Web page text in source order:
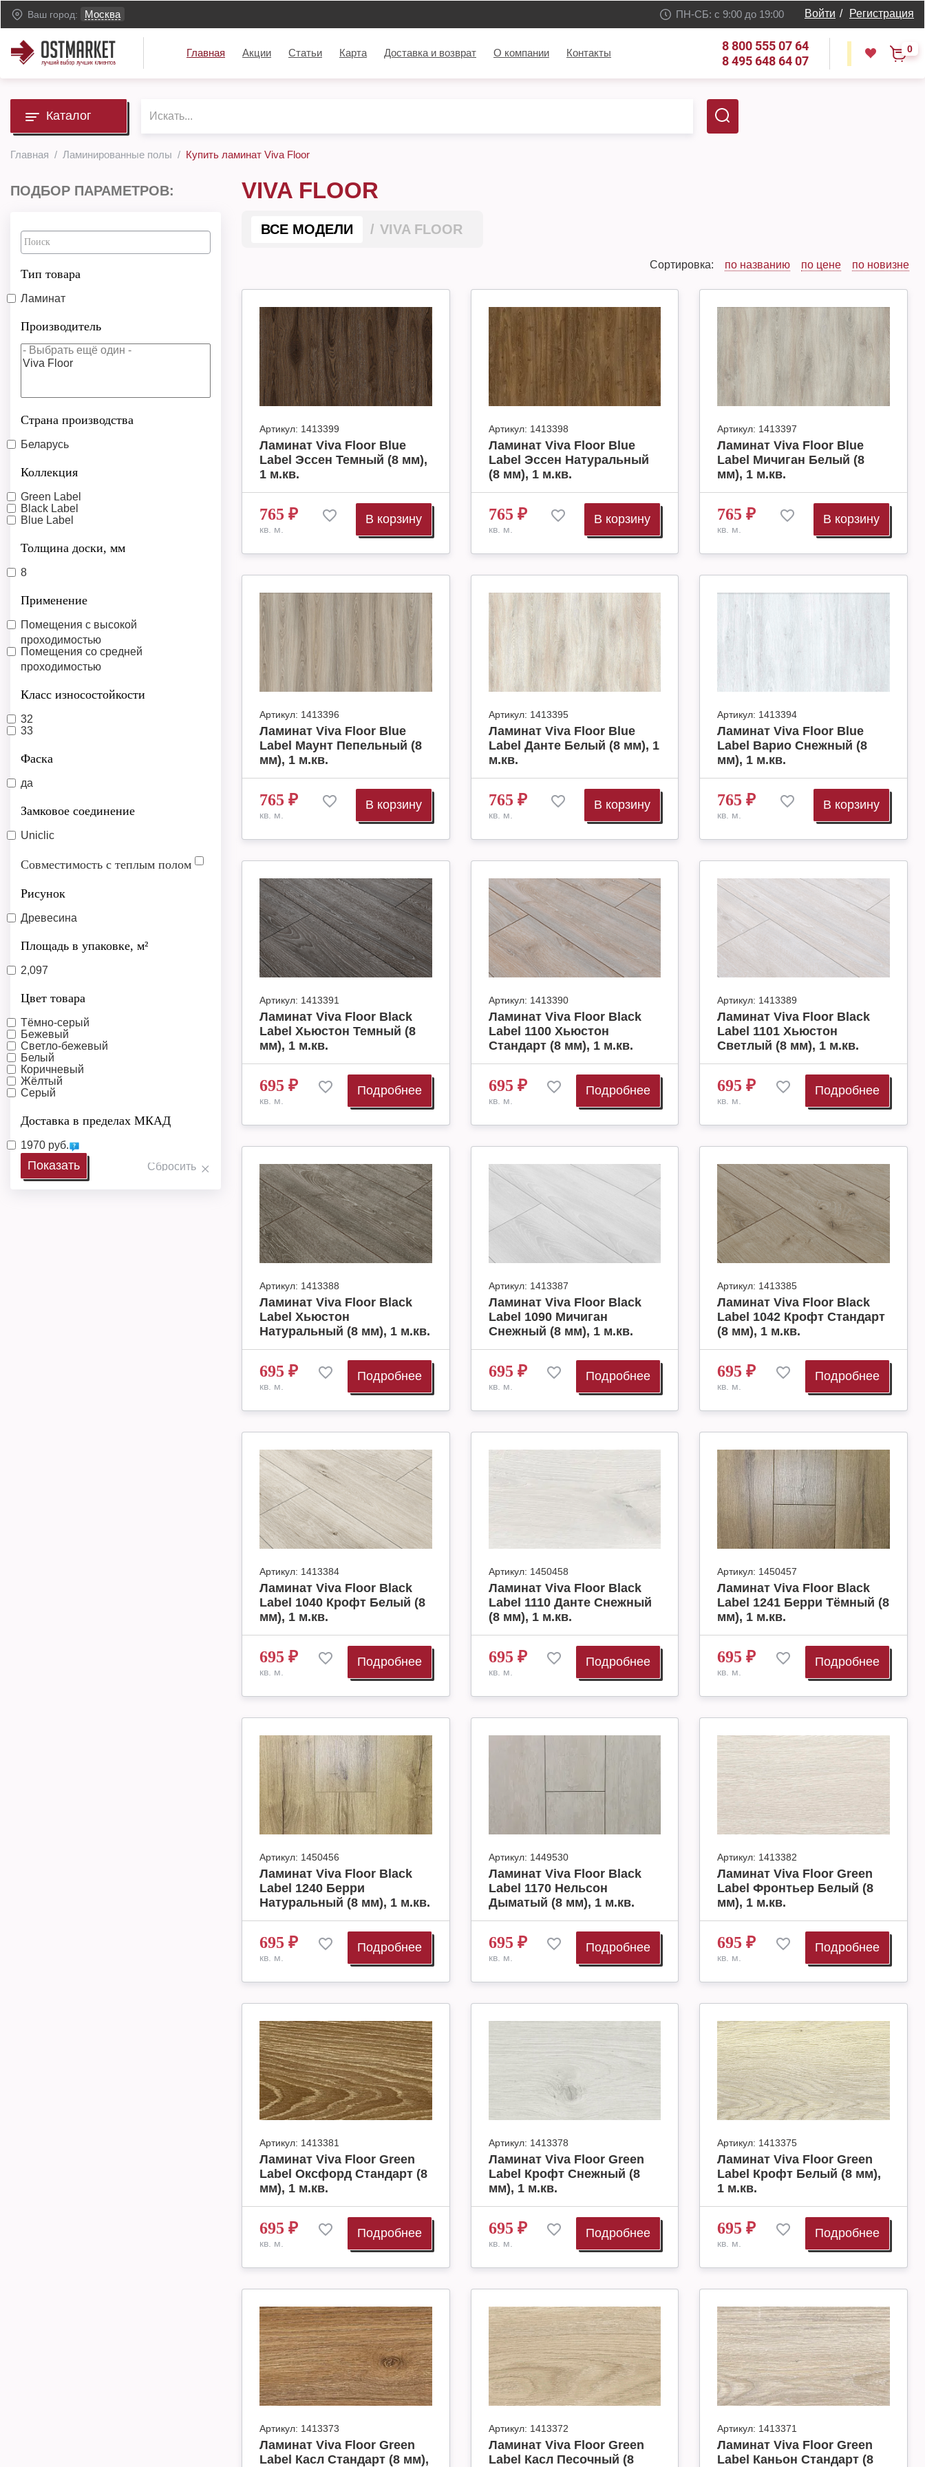
Ваш город: Москва ПН-СБ: с 9:00 до 19:00 Войти / Регистрация
Главная Акции Статьи Карта Доставка и возврат О компании Контакты
8 800 555 07 64
8 495 648 64 07
0
Каталог
Главная Ламинированные полы Купить ламинат Viva Floor
ПОДБОР ПАРАМЕТРОВ:
Тип товара
Ламинат
Производитель
Страна производства
Беларусь
Коллекция
Green Label
Black Label
Blue Label
Толщина доски, мм
8
Применение
Помещения с высокой
проходимостью
Помещения со средней
проходимостью
Класс износостойкости
32
33
Фаска
да
Замковое соединение
Uniclic
Совместимость с теплым полом
Рисунок
Древесина
Площадь в упаковке, м²
2,097
Цвет товара
Тёмно-серый
Бежевый
Светло-бежевый
Белый
Коричневый
Жёлтый
Серый
Доставка в пределах МКАД
1970 руб.
VIVA FLOOR
ВСЕ МОДЕЛИ VIVA FLOOR
Сортировка: по названию по цене по новизне
Артикул: 1413399
Ламинат Viva Floor Blue
Label Эссен Темный (8 мм),
1 м.кв.
765 ₽
кв. м.
В корзину
Артикул: 1413398
Ламинат Viva Floor Blue
Label Эссен Натуральный
(8 мм), 1 м.кв.
765 ₽
кв. м.
В корзину
Артикул: 1413397
Ламинат Viva Floor Blue
Label Мичиган Белый (8
мм), 1 м.кв.
765 ₽
кв. м.
В корзину
Артикул: 1413396
Ламинат Viva Floor Blue
Label Маунт Пепельный (8
мм), 1 м.кв.
765 ₽
кв. м.
В корзину
Артикул: 1413395
Ламинат Viva Floor Blue
Label Данте Белый (8 мм), 1
м.кв.
765 ₽
кв. м.
В корзину
Артикул: 1413394
Ламинат Viva Floor Blue
Label Варио Снежный (8
мм), 1 м.кв.
765 ₽
кв. м.
В корзину
Артикул: 1413391
Ламинат Viva Floor Black
Label Хьюстон Темный (8
мм), 1 м.кв.
695 ₽
кв. м.
Подробнее
Артикул: 1413390
Ламинат Viva Floor Black
Label 1100 Хьюстон
Стандарт (8 мм), 1 м.кв.
695 ₽
кв. м.
Подробнее
Артикул: 1413389
Ламинат Viva Floor Black
Label 1101 Хьюстон
Светлый (8 мм), 1 м.кв.
695 ₽
кв. м.
Подробнее
Артикул: 1413388
Ламинат Viva Floor Black
Label Хьюстон
Натуральный (8 мм), 1 м.кв.
695 ₽
кв. м.
Подробнее
Артикул: 1413387
Ламинат Viva Floor Black
Label 1090 Мичиган
Снежный (8 мм), 1 м.кв.
695 ₽
кв. м.
Подробнее
Артикул: 1413385
Ламинат Viva Floor Black
Label 1042 Крофт Стандарт
(8 мм), 1 м.кв.
695 ₽
кв. м.
Подробнее
Артикул: 1413384
Ламинат Viva Floor Black
Label 1040 Крофт Белый (8
мм), 1 м.кв.
695 ₽
кв. м.
Подробнее
Артикул: 1450458
Ламинат Viva Floor Black
Label 1110 Данте Снежный
(8 мм), 1 м.кв.
695 ₽
кв. м.
Подробнее
Артикул: 1450457
Ламинат Viva Floor Black
Label 1241 Берри Тёмный (8
мм), 1 м.кв.
695 ₽
кв. м.
Подробнее
Артикул: 1450456
Ламинат Viva Floor Black
Label 1240 Берри
Натуральный (8 мм), 1 м.кв.
695 ₽
кв. м.
Подробнее
Артикул: 1449530
Ламинат Viva Floor Black
Label 1170 Нельсон
Дыматый (8 мм), 1 м.кв.
695 ₽
кв. м.
Подробнее
Артикул: 1413382
Ламинат Viva Floor Green
Label Фронтьер Белый (8
мм), 1 м.кв.
695 ₽
кв. м.
Подробнее
Артикул: 1413381
Ламинат Viva Floor Green
Label Оксфорд Стандарт (8
мм), 1 м.кв.
695 ₽
кв. м.
Подробнее
Артикул: 1413378
Ламинат Viva Floor Green
Label Крофт Снежный (8
мм), 1 м.кв.
695 ₽
кв. м.
Подробнее
Артикул: 1413375
Ламинат Viva Floor Green
Label Крофт Белый (8 мм),
1 м.кв.
695 ₽
кв. м.
Подробнее
Артикул: 1413373
Ламинат Viva Floor Green
Label Касл Стандарт (8 мм),
Артикул: 1413372
Ламинат Viva Floor Green
Label Касл Песочный (8
Артикул: 1413371
Ламинат Viva Floor Green
Label Каньон Стандарт (8